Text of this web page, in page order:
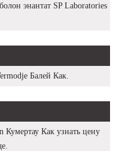
энантат SP Laboratories
Балей Как.
Как узнать цену